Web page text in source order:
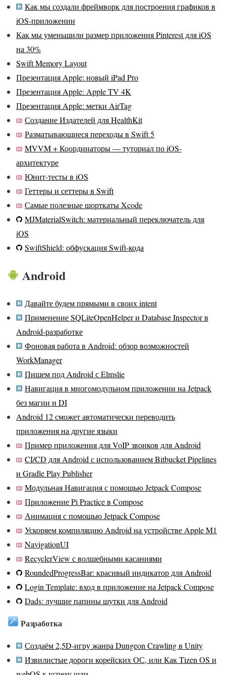
Как мы создали фреймворк для построения графиков в
iOS-приложении
Как мы уменьшили размер приложения Pinterest для iOS
на 30%
Swift Memory Layout
Презентация Apple: новый iPad Pro
Презентация Apple: Apple TV 4K
Презентация Apple: метки AirTag
Создание Издателей для HealthKit
Разматывающиеся переходы в Swift 5
MVVM + Координаторы — туториал по iOS-
архитектуре
Юнит-тесты в iOS
Геттеры и сеттеры в Swift
Самые полезные шорткаты Xcode
MJMaterialSwitch: материальный переключатель для
iOS
SwiftShield: обфускация Swift-кода
Android
Давайте будем прямыми в своих intent
Применение SQLiteOpenHelper и Database Inspector в
Android-разработке
Фоновая работа в Android: обзор возможностей
WorkManager
Пишем под Android с Elmslie
Навигация в многомодульном приложении на Jetpack
без магии и DI
Android 12 сможет автоматически переводить
приложения на другие языки
Пример приложения для VoIP звонков для Android
CI/CD для Android с использованием Bitbucket Pipelines
и Gradle Play Publisher
Модульная Навигация с помощью Jetpack Compose
Приложение Pi Practice в Compose
Анимация с помощью Jetpack Compose
Ускоряем компиляцию Android на устройстве Apple M1
NavigationUI
RecyclerView с волшебными касаниями
RoundedProgressBar: красивый индикатор для Android
Login Template: вход в приложение на Jetpack Compose
Dads: лучшие папины шутки для Android
Разработка
Создаём 2,5D-игру жанра Dungeon Crawling в Unity
Извилистые дороги корейских ОС, или Как Tizen OS и